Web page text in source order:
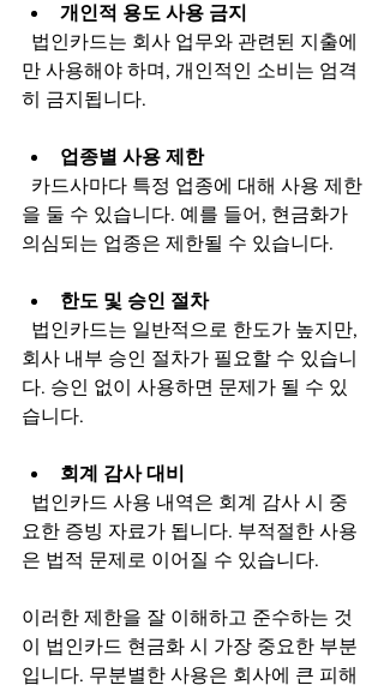
개인적 용도 사용 금지
만 사용해야 하며, 개인적인 소비는 엄격
히 금지됩니다.
업종별 사용 제한
을 둘 수 있습니다. 예를 들어, 현금화가
의심되는 업종은 제한될 수 있습니다.
한도 및 승인 절차
회사 내부 승인 절차가 필요할 수 있습니
다. 승인 없이 사용하면 문제가 될 수 있
습니다.
회계 감사 대비
요한 증빙 자료가 됩니다. 부적절한 사용
은 법적 문제로 이어질 수 있습니다.
이러한 제한을 잘 이해하고 준수하는 것
이 법인카드 현금화 시 가장 중요한 부분
입니다. 무분별한 사용은 회사에 큰 피해